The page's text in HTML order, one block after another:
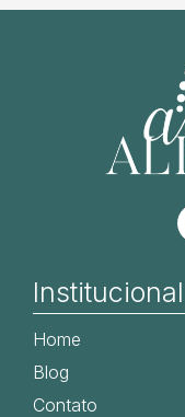
Institucional
Home
Blog
Contato